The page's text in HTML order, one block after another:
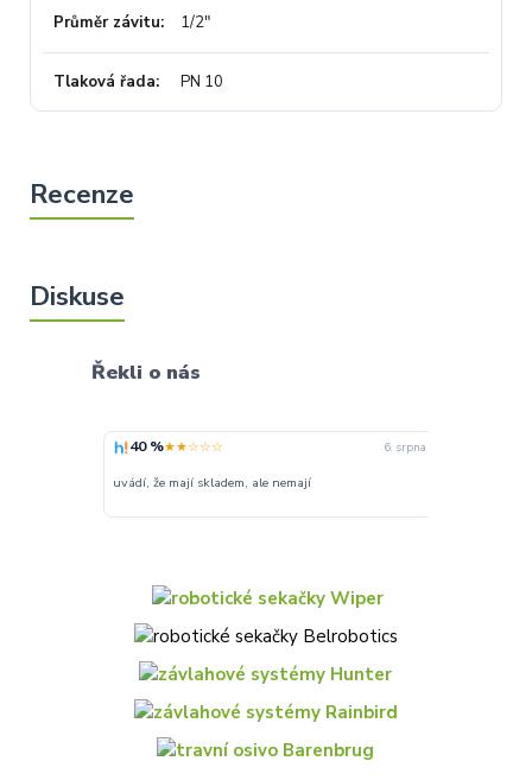
Průměr závitu 1/2"
Tlaková řada PN 10
Řekli o nás
40 %★★☆☆☆ 6. srpna
uvádí, že mají skladem, ale nemají